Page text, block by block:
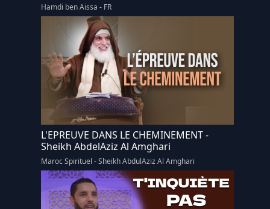
Hamdi ben Aissa - FR
L'EPREUVE DANS LE CHEMINEMENT -
Sheikh AbdelAziz Al Amghari
Maroc Spirituel - Sheikh AbdulAziz Al Amghari